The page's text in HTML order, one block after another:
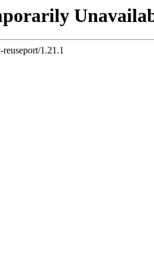
reuseport/1.21.1